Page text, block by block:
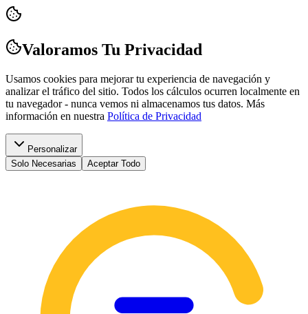
Valoramos Tu Privacidad
Usamos cookies para mejorar tu experiencia de navegación y
analizar el tráfico del sitio. Todos los cálculos ocurren localmente en
tu navegador - nunca vemos ni almacenamos tus datos. Más
información en nuestra Política de Privacidad
Personalizar
Solo Necesarias
Aceptar Todo